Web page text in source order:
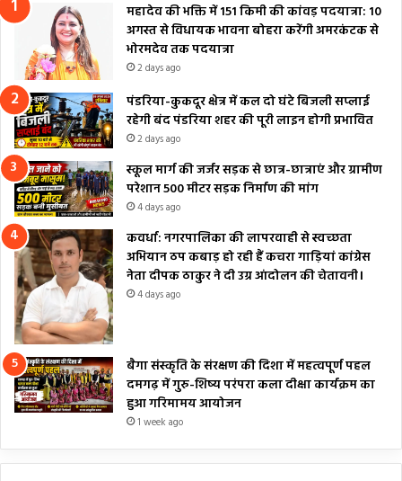
महादेव की भक्ति में 151 किमी की कांवड़ पदयात्रा: 10
अगस्त से विधायक भावना बोहरा करेंगी अमरकंटक से
भोरमदेव तक पदयात्रा
2 days ago
पंडरिया-कुकदूर क्षेत्र में कल दो घंटे बिजली सप्लाई
रहेगी बंद पंडरिया शहर की पूरी लाइन होगी प्रभावित
2 days ago
स्कूल मार्ग की जर्जर सड़क से छात्र-छात्राएं और ग्रामीण
परेशान 500 मीटर सड़क निर्माण की मांग
4 days ago
कवर्धा: नगरपालिका की लापरवाही से स्वच्छता
अभियान ठप कबाड़ हो रही हैं कचरा गाड़ियां कांग्रेस
नेता दीपक ठाकुर ने दी उग्र आंदोलन की चेतावनी।
4 days ago
बैगा संस्कृति के संरक्षण की दिशा में महत्वपूर्ण पहल
दमगढ़ में गुरु-शिष्य परंपरा कला दीक्षा कार्यक्रम का
हुआ गरिमामय आयोजन
1 week ago